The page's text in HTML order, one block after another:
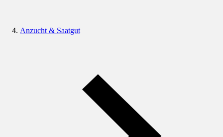
Anzucht & Saatgut